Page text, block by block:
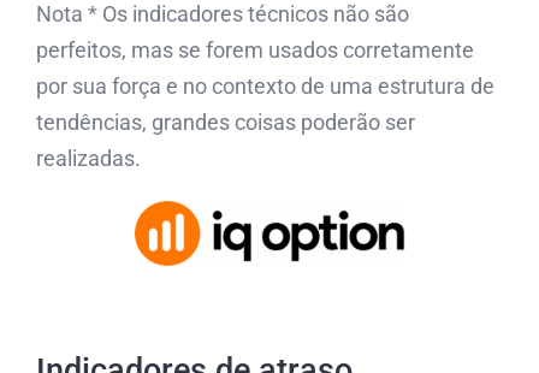
Nota * Os indicadores técnicos não são
perfeitos, mas se forem usados ​​corretamente
por sua força e no contexto de uma estrutura de
tendências, grandes coisas poderão ser
realizadas.